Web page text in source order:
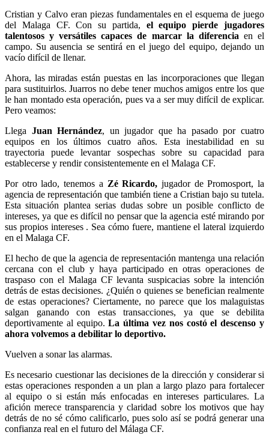
Cristian y Calvo eran piezas fundamentales en el esquema de juego
del Malaga CF. Con su partida, el equipo pierde jugadores
talentosos y versátiles capaces de marcar la diferencia en el
campo. Su ausencia se sentirá en el juego del equipo, dejando un
vacío difícil de llenar.
Ahora, las miradas están puestas en las incorporaciones que llegan
para sustituirlos. Juarros no debe tener muchos amigos entre los que
le han montado esta operación, pues va a ser muy difícil de explicar.
Pero veamos:
Llega Juan Hernández, un jugador que ha pasado por cuatro
equipos en los últimos cuatro años. Esta inestabilidad en su
trayectoria puede levantar sospechas sobre su capacidad para
establecerse y rendir consistentemente en el Malaga CF.
Por otro lado, tenemos a Zé Ricardo, jugador de Promosport, la
agencia de representación que también tiene a Cristian bajo su tutela.
Esta situación plantea serias dudas sobre un posible conflicto de
intereses, ya que es difícil no pensar que la agencia esté mirando por
sus propios intereses . Sea cómo fuere, mantiene el lateral izquierdo
en el Malaga CF.
El hecho de que la agencia de representación mantenga una relación
cercana con el club y haya participado en otras operaciones de
traspaso con el Malaga CF levanta suspicacias sobre la intención
detrás de estas decisiones. ¿Quién o quienes se benefician realmente
de estas operaciones? Ciertamente, no parece que los malaguistas
salgan ganando con estas transacciones, ya que se debilita
deportivamente al equipo.La última vez nos costó el descenso y
ahora volvemos a debilitar lo deportivo.
Vuelven a sonar las alarmas.
Es necesario cuestionar las decisiones de la dirección y considerar si
estas operaciones responden a un plan a largo plazo para fortalecer
al equipo o si están más enfocadas en intereses particulares. La
afición merece transparencia y claridad sobre los motivos que hay
detrás de no sé cómo calificarlo, pues solo así se podrá generar una
confianza real en el futuro del Málaga CF.